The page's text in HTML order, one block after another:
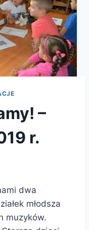
–
r.
dwa
młodsza
muzyków.